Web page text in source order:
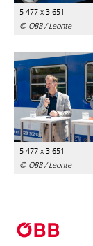
5 477 x 3 651
© ÖBB / Leonte
5 477 x 3 651
© ÖBB / Leonte